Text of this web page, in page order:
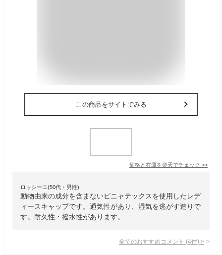
この商品をサイトでみる
価格と在庫を楽天でチェック >>
ロッシーニ(50代・男性)
動物由来の成分を含まないピニャテックスを使用したレデ
ィースキャップです。通気性があり、湿気を逃がす造りで
す。耐久性・撥水性があります。
全てのおすすめコメント (4件) >